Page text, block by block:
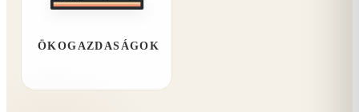
ÖKOGAZDASÁGOK